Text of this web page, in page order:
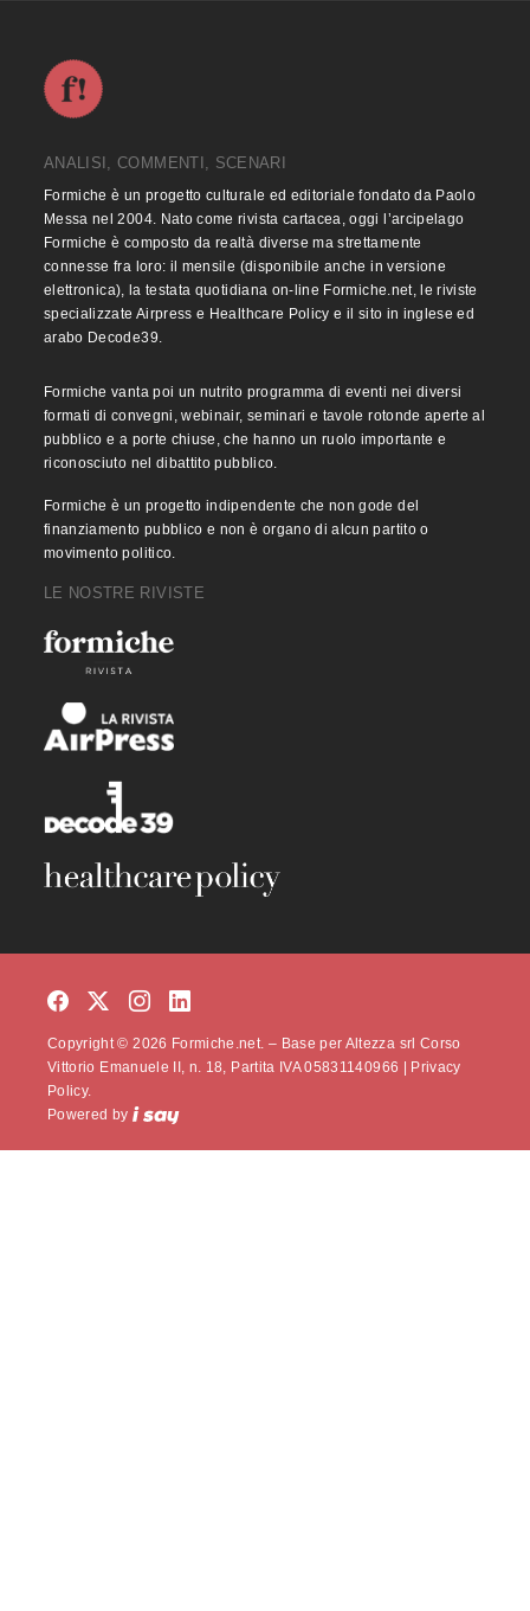
ANALISI, COMMENTI, SCENARI
Formiche è un progetto culturale ed editoriale fondato da Paolo
Messa nel 2004. Nato come rivista cartacea, oggi l’arcipelago
Formiche è composto da realtà diverse ma strettamente
connesse fra loro: il mensile (disponibile anche in versione
elettronica), la testata quotidiana on-line Formiche.net, le riviste
specializzate Airpress e Healthcare Policy e il sito in inglese ed
arabo Decode39.
Formiche vanta poi un nutrito programma di eventi nei diversi
formati di convegni, webinair, seminari e tavole rotonde aperte al
pubblico e a porte chiuse, che hanno un ruolo importante e
riconosciuto nel dibattito pubblico.
Formiche è un progetto indipendente che non gode del
finanziamento pubblico e non è organo di alcun partito o
movimento politico.
LE NOSTRE RIVISTE
Copyright © 2026 Formiche.net. – Base per Altezza srl Corso
Vittorio Emanuele II, n. 18, Partita IVA 05831140966 | Privacy
Policy.
Powered by